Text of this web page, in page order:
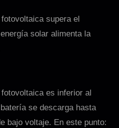
supera el
solar alimenta la
es inferior al
se descarga hasta
bajo voltaje. En este punto: